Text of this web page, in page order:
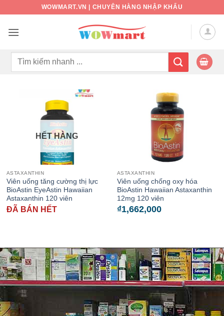
nội
WOWMART.VN | CHUYÊN HÀNG NHẬP KHẨU
Tìm
HẾT HÀNG
ASTAXANTHIN
Viên uống tăng cường thị lực
BioAstin EyeAstin Hawaiian
Astaxanthin 120 viên
ĐÃ BÁN HẾT
ASTAXANTHIN
Viên uống chống oxy hóa
BioAstin Hawaiian Astaxanthin
12mg 120 viên
₫1,662,000